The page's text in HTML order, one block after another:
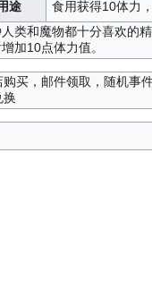
途 食用获得10体力
类和魔物都十分喜欢的
加10点体力值。
购买，邮件领取，随机事
换